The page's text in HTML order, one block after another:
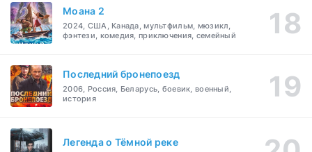
Моана 2
2024, США, Канада, мультфильм, мюзикл,
фэнтези, комедия, приключения, семейный
Последний бронепоезд
2006, Россия, Беларусь, боевик, военный,
история
Легенда о Тёмной реке